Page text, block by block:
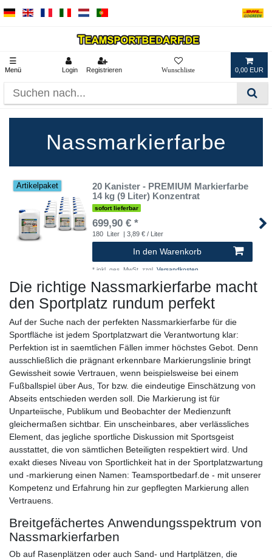
☰
Menü Login Registrieren 0,00 EUR
Nassmarkierfarbe
Artikelpaket
20 Kanister - PREMIUM Markierfarbe
14 kg (9 Liter) Konzentrat
sofort lieferbar
699,90 € *
180 Liter | 3,89 € / Liter
In den Warenkorb
* inkl. ges. MwSt. zzgl. Versandkosten
Die richtige Nassmarkierfarbe macht
den Sportplatz rundum perfekt
Auf der Suche nach der perfekten Nassmarkierfarbe für die
Sportfläche ist jedem Sportplatzwart die Verantwortung klar:
Perfektion ist in saemtlichen Fällen immer höchstes Gebot. Denn
ausschließlich die prägnant erkennbare Markierungslinie bringt
Gewissheit sowie Vertrauen, wenn beispielsweise bei einem
Fußballspiel über Aus, Tor bzw. die eindeutige Einschätzung von
Abseits entschieden werden soll. Die Markierung ist für
Unparteiische, Publikum und Beobachter der Medienzunft
gleichermaßen sichtbar. Ein unscheinbares, aber verlässliches
Element, das jegliche sportliche Diskussion mit Sportsgeist
ausstattet, die von sämtlichen Beteiligten respektiert wird. Und
exakt dieses Niveau von Sportlichkeit hat in der Sportplatzwartung
und -markierung einen Namen: Teamsportbedarf.de - mit unserer
Kompetenz und Erfahrung hin zur gepflegten Markierung allen
Vertrauens.
Breitgefächertes Anwendungsspektrum von
Nassmarkierfarben
Ob auf Rasenplätzen oder auch Sand- und Hartplätzen, die